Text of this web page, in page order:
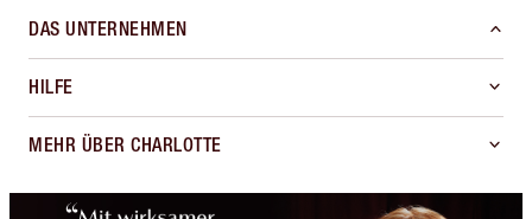
DAS UNTERNEHMEN
HILFE
MEHR ÜBER CHARLOTTE